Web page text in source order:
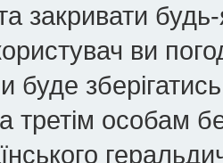
закривати
ви
буде
третім особам